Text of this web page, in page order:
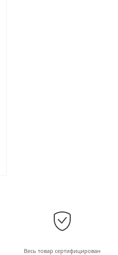
Весь товар сертифицирован